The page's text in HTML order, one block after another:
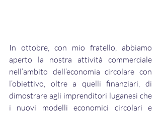
In ottobre, con mio fratello, abbiamo
aperto la nostra attività commerciale
nell’ambito dell’economia circolare con
l’obiettivo, oltre a quelli finanziari, di
dimostrare agli imprenditori luganesi che
i nuovi modelli economici circolari e